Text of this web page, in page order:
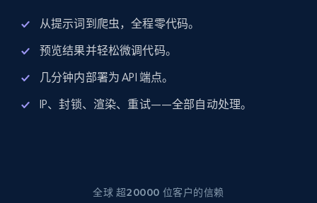
从提示词到爬虫，全程零代码。
预览结果并轻松微调代码。
几分钟内部署为 API 端点。
IP、封锁、渲染、重试——全部自动处理。
全球 超20000 位客户的信赖